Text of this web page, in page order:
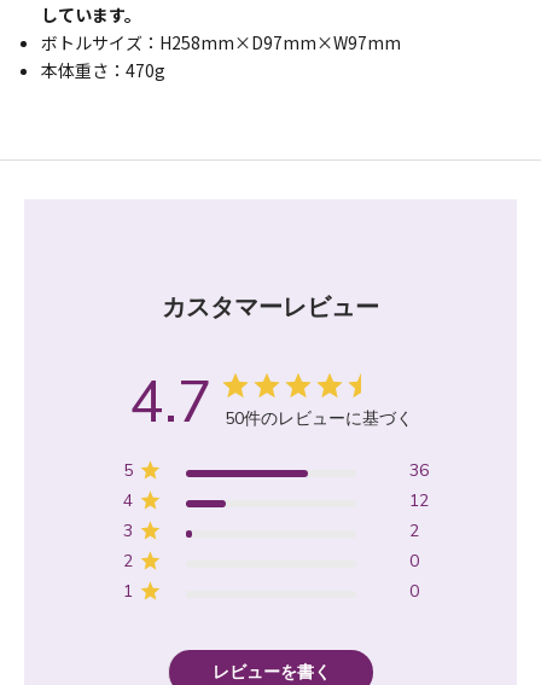
しています。
ボトルサイズ：H258mm×D97mm×W97mm
本体重さ：470g
カスタマーレビュー
4.7 50件のレビューに基づく
5
36
4
12
3
2
2
0
1
0
レビューを書く